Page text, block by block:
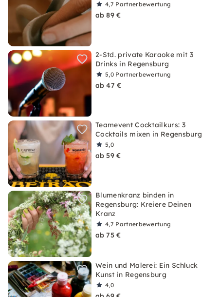
4,7 Partnerbewertung
ab 89 €
2-Std. private Karaoke mit 3
Drinks in Regensburg
5,0 Partnerbewertung
ab 47 €
Teamevent Cocktailkurs: 3
Cocktails mixen in Regensburg
5,0
ab 59 €
Blumenkranz binden in
Regensburg: Kreiere Deinen
Kranz
4,7 Partnerbewertung
ab 75 €
Wein und Malerei: Ein Schluck
Kunst in Regensburg
4,0